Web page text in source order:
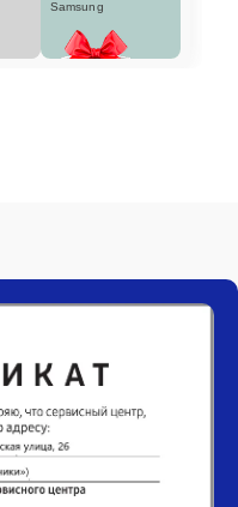
Samsung